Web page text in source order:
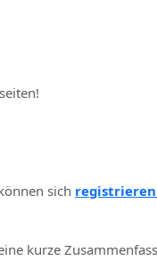
sich registrieren
kurze